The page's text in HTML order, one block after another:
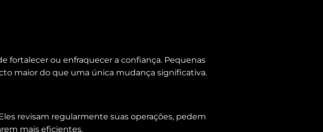
fortalecer ou enfraquecer a confiança. Pequenas
maior do que uma única mudança significativa.
revisam regularmente suas operações, pedem
mais eficientes.